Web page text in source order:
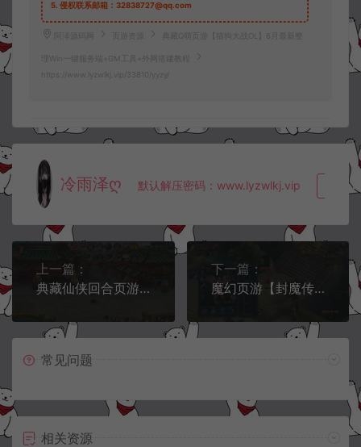
5. 侵权联系邮箱：32838727@qq.com
阿泽源码网 页游资源 典藏Q萌页游【猫狗大战OL】6月最新整
理Win一键服务端+GM工具+外网搭建教程
https://www.lyzwlkj.vip/33810/yyzy/
冷雨泽ღ 默认解压密码：www.lyzwlkj.vip 复
上一篇：
典藏仙侠回合页游【斗破轩辕OL】6月最新整理Win一键服务端+GM工具+详细外网搭建教程
下一篇：
魔幻页游【封魔传奇之神武九天】6月最新整理Win一键服务端+GM工具+详细外网搭建教程
常见问题
相关资源